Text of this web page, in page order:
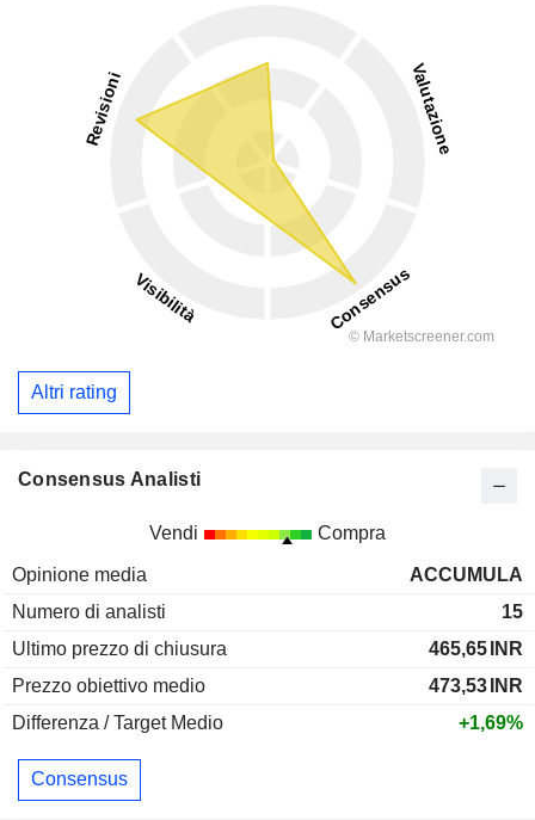
Altri rating
Consensus Analisti
Vendi Compra
Opinione media
ACCUMULA
Numero di analisti
15
Ultimo prezzo di chiusura
465,65 INR
Prezzo obiettivo medio
473,53 INR
Differenza / Target Medio
+1,69%
Consensus